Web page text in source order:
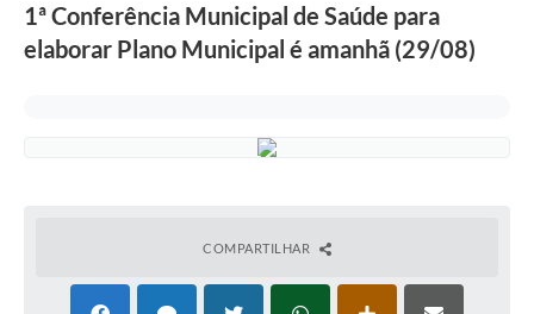
e-SIC
Portal da Privacidade
1ª Conferência Municipal de Saúde para
elaborar Plano Municipal é amanhã (29/08)
COMPARTILHAR